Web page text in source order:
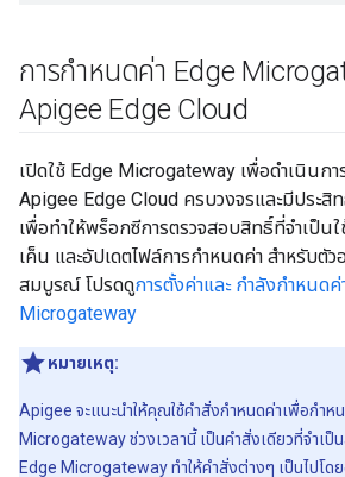
การกำหนดค่า Edge
Apigee Edge Cloud
เปิดใช้ Edge Microgateway เพื่อดำเนินก
Apigee Edge Cloud ครบวงจรและมีประสิ
เพื่อทำให้พร็อกซีการตรวจสอบสิทธิ์ที่จำเป็น
เค็น และอัปเดตไฟล์การกำหนดค่า สำหรับตัว
สมบูรณ์ โปรดดูการตั้งค่าและ กำลังกำหนดค่
Microgateway
หมายเหตุ:
Apigee จะแนะนำให้คุณใช้คำสั่งกำหนดค่าเพื่อกำห
Microgateway ช่วงเวลานี้ เป็นคำสั่งเดียวที่จำเป็
Edge Microgateway ทำให้คำสั่งต่างๆ เป็นไปโด